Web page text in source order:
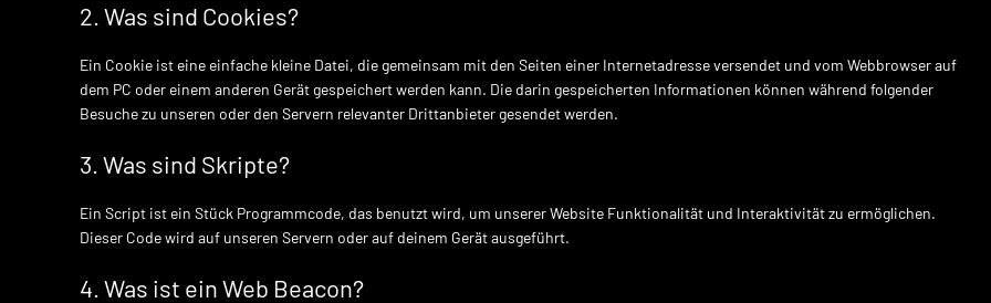
2. Was sind Cookies?
Ein Cookie ist eine einfache kleine Datei, die gemeinsam mit den Seiten einer Internetadresse versendet und vom Webbrowser auf
dem PC oder einem anderen Gerät gespeichert werden kann. Die darin gespeicherten Informationen können während folgender
Besuche zu unseren oder den Servern relevanter Drittanbieter gesendet werden.
3. Was sind Skripte?
Ein Script ist ein Stück Programmcode, das benutzt wird, um unserer Website Funktionalität und Interaktivität zu ermöglichen.
Dieser Code wird auf unseren Servern oder auf deinem Gerät ausgeführt.
4. Was ist ein Web Beacon?